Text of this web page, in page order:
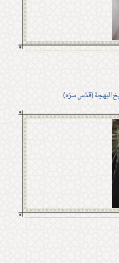
البهجة (قدّس سرّه)